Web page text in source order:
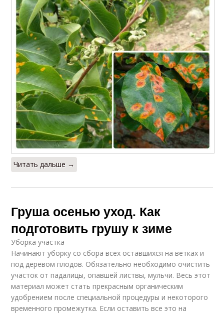
Читать дальше →
Груша осенью уход. Как
подготовить грушу к зиме
Уборка участка
Начинают уборку со сбора всех оставшихся на ветках и
под деревом плодов. Обязательно необходимо очистить
участок от падалицы, опавшей листвы, мульчи. Весь этот
материал может стать прекрасным органическим
удобрением после специальной процедуры и некоторого
временного промежутка. Если оставить все это на